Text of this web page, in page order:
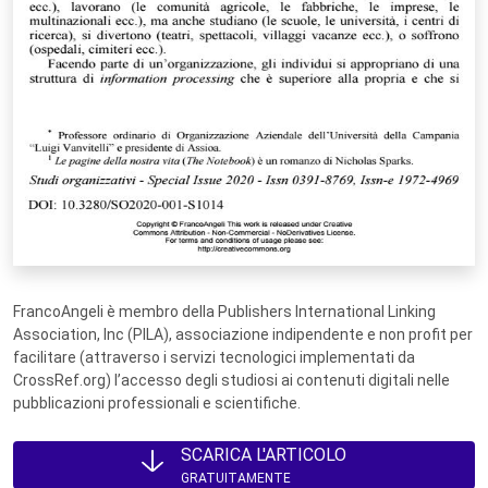
FrancoAngeli è membro della Publishers International Linking
Association, Inc (PILA), associazione indipendente e non profit per
facilitare (attraverso i servizi tecnologici implementati da
CrossRef.org) l’accesso degli studiosi ai contenuti digitali nelle
pubblicazioni professionali e scientifiche.
SCARICA L'ARTICOLO
GRATUITAMENTE